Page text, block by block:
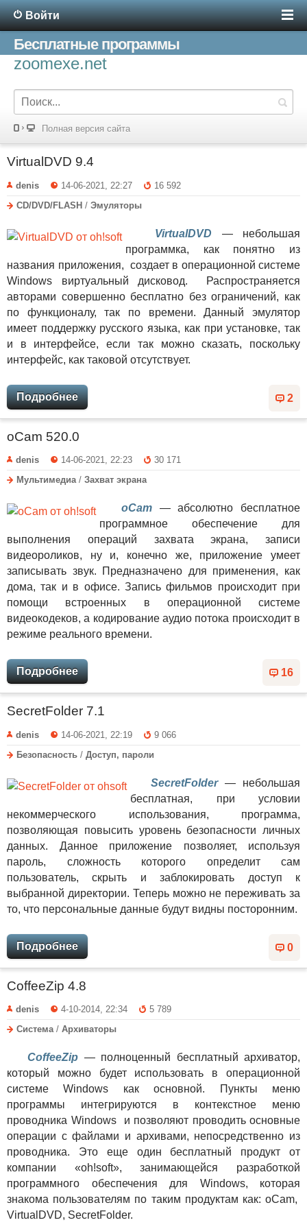
Войти
Бесплатные программы
zoomexe.net
Полная версия сайта
VirtualDVD 9.4
denis 14-06-2021, 22:27
16 592
CD/DVD/FLASH / Эмуляторы
VirtualDVD — небольшая
программка, как понятно из
названия приложения, создает в операционной системе
Windows виртуальный дисковод. Распространяется
авторами совершенно бесплатно без ограничений, как
по функционалу, так по времени. Данный эмулятор
имеет поддержку русского языка, как при установке, так
и в интерфейсе, если так можно сказать, поскольку
интерфейс, как таковой отсутствует.
2
Подробнее
oCam 520.0
denis 14-06-2021, 22:23
30 171
Мультимедиа/ Захват экрана
oCam — абсолютно бесплатное
программное обеспечение для
выполнения операций захвата экрана, записи
видеороликов, ну и, конечно же, приложение умеет
записывать звук. Предназначено для применения, как
дома, так и в офисе. Запись фильмов происходит при
помощи встроенных в операционной системе
видеокодеков, а кодирование аудио потока происходит в
режиме реального времени.
16
Подробнее
SecretFolder 7.1
denis 14-06-2021, 22:19
9 066
Безопасность / Доступ, пароли
SecretFolder— небольшая
бесплатная, при условии
некоммерческого использования, программа,
позволяющая повысить уровень безопасности личных
данных. Данное приложение позволяет, используя
пароль, сложность которого определит сам
пользователь, скрыть и заблокировать доступ к
выбранной директории. Теперь можно не переживать за
то, что персональные данные будут видны посторонним.
0
Подробнее
CoffeeZip 4.8
denis 4-10-2014, 22:34
5 789
Система/ Архиваторы
CoffeeZip — полноценный бесплатный архиватор,
который можно будет использовать в операционной
системе Windows как основной. Пункты меню
программы интегрируются в контекстное меню
проводника Windows и позволяют проводить основные
операции с файлами и архивами, непосредственно из
проводника. Это еще один бесплатный продукт от
компании «oh!soft», занимающейся разработкой
программного обеспечения для Windows, которая
знакома пользователям по таким продуктам как: oCam,
VirtualDVD, SecretFolder.